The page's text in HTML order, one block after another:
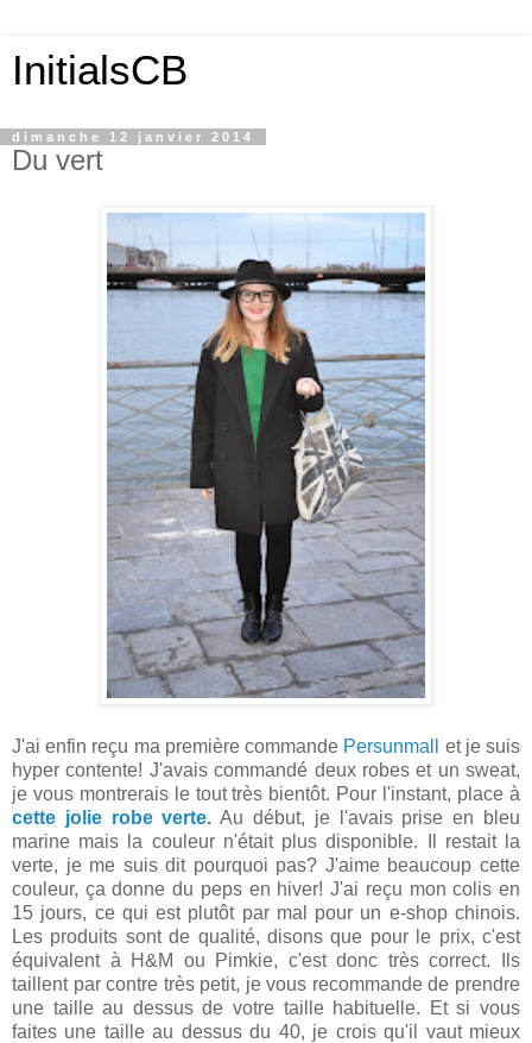
InitialsCB
dimanche 12 janvier 2014
Du vert
J'ai enfin reçu ma première commande Persunmall
et je suis
hyper contente! J'avais commandé deux robes et un sweat,
je vous montrerais le tout très bientôt. Pour l'instant, place à
cette jolie robe verte. Au début, je l'avais prise en bleu
marine mais la couleur n'était plus disponible. Il restait la
verte, je me suis dit pourquoi pas? J'aime beaucoup cette
couleur, ça donne du peps en hiver! J'ai reçu mon colis en
15 jours, ce qui est plutôt par mal pour un e-shop chinois.
Les produits sont de qualité, disons que pour le prix, c'est
équivalent à H&M ou Pimkie, c'est donc très correct. Ils
taillent par contre très petit, je vous recommande de prendre
une taille au dessus de votre taille habituelle. Et si vous
faites une taille au dessus du 40, je crois qu'il vaut mieux